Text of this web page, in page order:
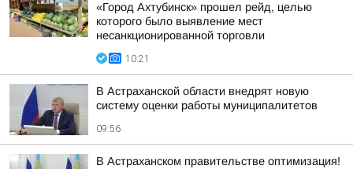
«Город Ахтубинск» прошел рейд, целью
которого было выявление мест
несанкционированной торговли
10:21
В Астраханской области внедрят новую
систему оценки работы муниципалитетов
09:56
В Астраханском правительстве оптимизация!